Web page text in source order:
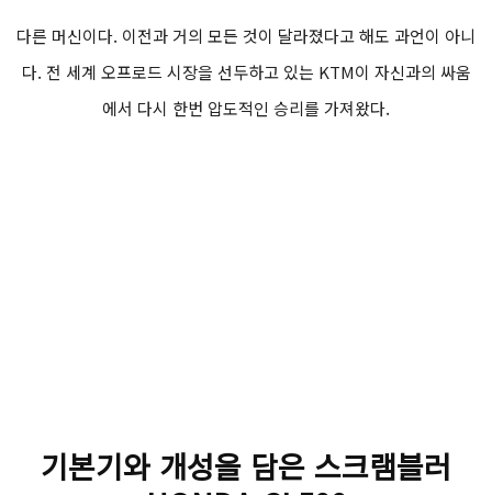
다른 머신이다. 이전과 거의 모든 것이 달라졌다고 해도 과언이 아니
다. 전 세계 오프로드 시장을 선두하고 있는 KTM이 자신과의 싸움
에서 다시 한번 압도적인 승리를 가져왔다.
기본기와 개성을 담은 스크램블러